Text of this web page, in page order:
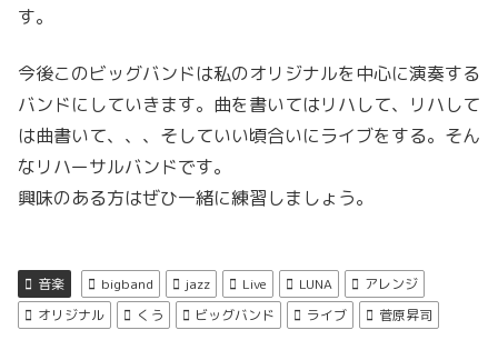
す。
今後このビッグバンドは私のオリジナルを中心に演奏する
バンドにしていきます。曲を書いてはリハして、リハして
は曲書いて、、、そしていい頃合いにライブをする。そん
なリハーサルバンドです。
興味のある方はぜひ一緒に練習しましょう。
音楽 bigband jazz Live LUNA
アレンジ
オリジナル
くう ビッグバンド ライブ 菅原昇司